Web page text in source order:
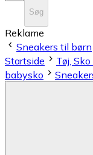
Søg
Reklame
Sneakers til børn
Startside
Tøj,
babysko